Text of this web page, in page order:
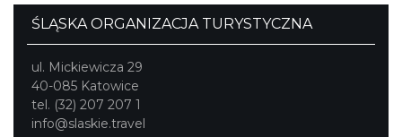
ŚLĄSKA ORGANIZACJA TURYSTYCZNA
ul. Mickiewicza 29
40-085 Katowice
tel. (32) 207 207 1
info@slaskie.travel